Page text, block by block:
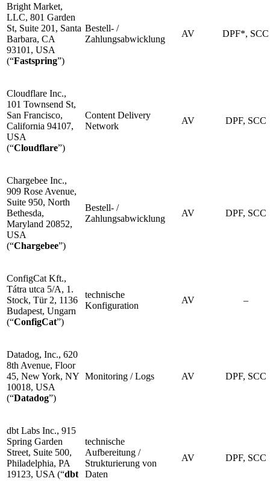
Bright Market,
LLC, 801 Garden
St, Suite 201, Santa
Barbara, CA
93101, USA
(“Fastspring”)
Bestell- /
Zahlungsabwicklung
AV DPF*, SCC
Cloudflare Inc.,
101 Townsend St,
San Francisco,
California 94107,
USA
(“Cloudflare”)
Content Delivery
Network
AV DPF, SCC
Chargebee Inc.,
909 Rose Avenue,
Suite 950, North
Bethesda,
Maryland 20852,
USA
(“Chargebee”)
Bestell- /
Zahlungsabwicklung
AV DPF, SCC
ConfigCat Kft.,
Tátra utca 5/A, 1.
Stock, Tür 2, 1136
Budapest, Ungarn
(“ConfigCat”)
technische
Konfiguration
AV –
Datadog, Inc., 620
8th Avenue, Floor
45, New York, NY
10018, USA
(“Datadog”)
Monitoring / Logs AV DPF, SCC
dbt Labs Inc., 915
Spring Garden
Street, Suite 500,
Philadelphia, PA
19123, USA (“dbt
technische
Aufbereitung /
Strukturierung von
Daten
AV DPF, SCC